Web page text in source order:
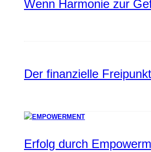
Wenn Harmonie zur
Der finanzielle
Erfolg durch